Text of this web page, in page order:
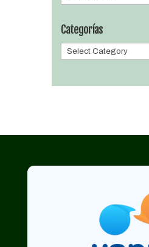
Categorías
Categorías